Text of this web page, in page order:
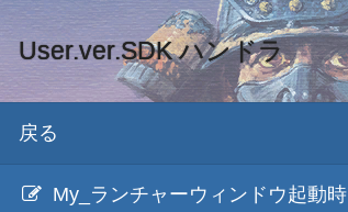
目次
初期設置
MOD・開発環境
HD.version.SDK
C#で記述する場合
戻る
User.version.SDK
User.ver.SDK ハンドラ
戻る
My_ランチャーウィンドウ起動時